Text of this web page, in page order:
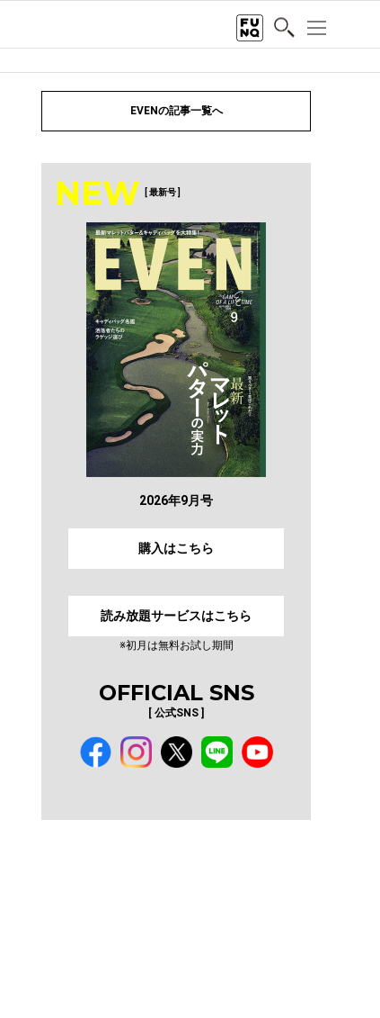
EVENの記事一覧へ
NEW [ 最新号 ]
2026年9月号
購入はこちら
読み放題サービスはこちら
※初月は無料お試し期間
OFFICIAL SNS
[ 公式SNS ]